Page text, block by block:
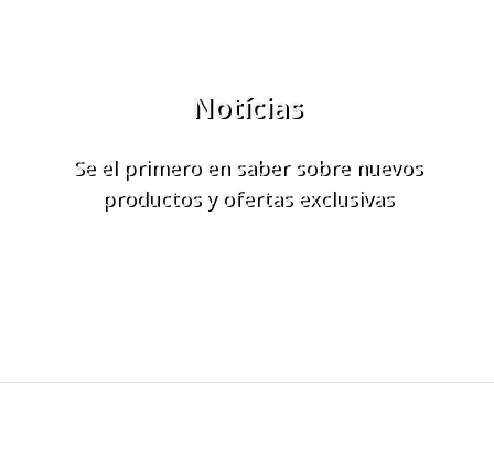
Notícias
Se el primero en saber sobre nuevos
productos y ofertas exclusivas